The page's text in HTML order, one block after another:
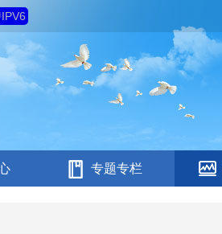
专题专栏